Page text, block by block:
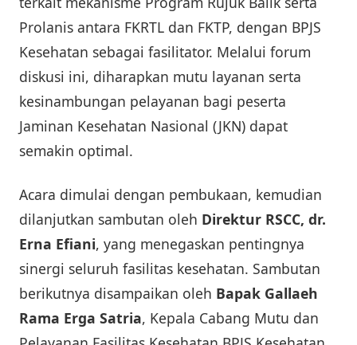
Prolanis antara FKRTL dan FKTP, dengan BPJS
Kesehatan sebagai fasilitator. Melalui forum
diskusi ini, diharapkan mutu layanan serta
kesinambungan pelayanan bagi peserta
Jaminan Kesehatan Nasional (JKN) dapat
semakin optimal.
Acara dimulai dengan pembukaan, kemudian
dilanjutkan sambutan oleh Direktur RSCC, dr.
Erna Efiani, yang menegaskan pentingnya
sinergi seluruh fasilitas kesehatan. Sambutan
berikutnya disampaikan oleh Bapak Gallaeh
Rama Erga Satria, Kepala Cabang Mutu dan